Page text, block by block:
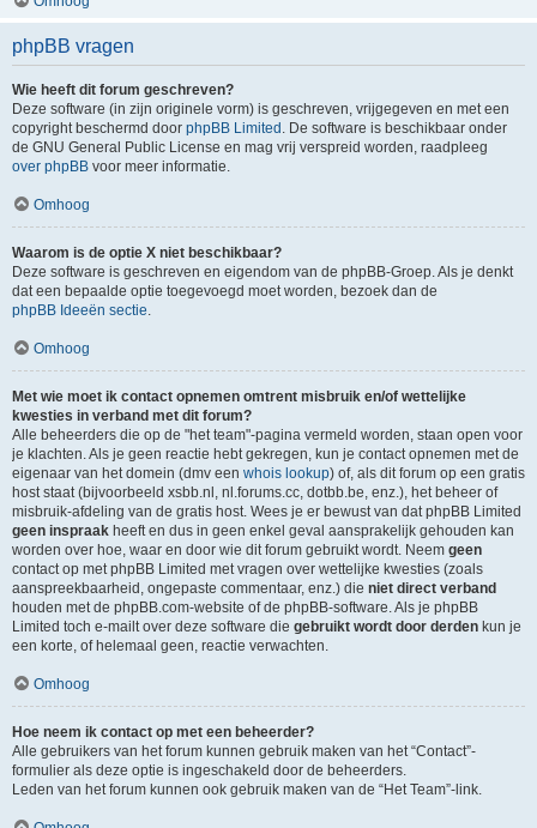
phpBB vragen
Wie heeft dit forum geschreven?
Deze software (in zijn originele vorm) is geschreven, vrijgegeven en met een
copyright beschermd door phpBB Limited . De software is beschikbaar onder
de GNU General Public License en mag vrij verspreid worden, raadpleeg
over phpBB voor meer informatie.
Omhoog
Waarom is de optie X niet beschikbaar?
Deze software is geschreven en eigendom van de phpBB-Groep. Als je denkt
dat een bepaalde optie toegevoegd moet worden, bezoek dan de
phpBB Ideeën sectie.
Omhoog
Met wie moet ik contact opnemen omtrent misbruik en/of wettelijke
kwesties in verband met dit forum?
Alle beheerders die op de "het team"-pagina vermeld worden, staan open voor
je klachten. Als je geen reactie hebt gekregen, kun je contact opnemen met de
eigenaar van het domein (dmv een whois lookup) of, als dit forum op een gratis
host staat (bijvoorbeeld xsbb.nl, nl.forums.cc, dotbb.be, enz.), het beheer of
misbruik-afdeling van de gratis host. Wees je er bewust van dat phpBB Limited
geen inspraak heeft en dus in geen enkel geval aansprakelijk gehouden kan
worden over hoe, waar en door wie dit forum gebruikt wordt. Neem geen
contact op met phpBB Limited met vragen over wettelijke kwesties (zoals
aanspreekbaarheid, ongepaste commentaar, enz.) die niet direct verband
houden met de phpBB.com-website of de phpBB-software. Als je phpBB
Limited toch e-mailt over deze software die gebruikt wordt door derden kun je
een korte, of helemaal geen, reactie verwachten.
Omhoog
Hoe neem ik contact op met een beheerder?
Alle gebruikers van het forum kunnen gebruik maken van het “Contact”-
formulier als deze optie is ingeschakeld door de beheerders.
Leden van het forum kunnen ook gebruik maken van de “Het Team”-link.